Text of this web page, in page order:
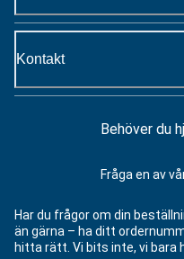
Kontakt
Behöver du
Fråga en av
Har du frågor om din
än gärna – ha ditt
hitta rätt. Vi bits inte, vi bara